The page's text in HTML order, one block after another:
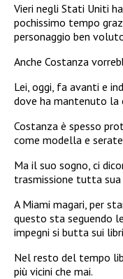
Vieri negli Stati Uniti
pochissimo tempo
personaggio ben
Anche Costanza
Lei, oggi, fa avanti e
dove ha mantenuto la
Costanza è spesso
come modella e serate
Ma il suo sogno, ci
trasmissione tutta sua
A Miami magari, per
questo sta seguendo
impegni si butta sui
Nel resto del tempo
più vicini che mai.